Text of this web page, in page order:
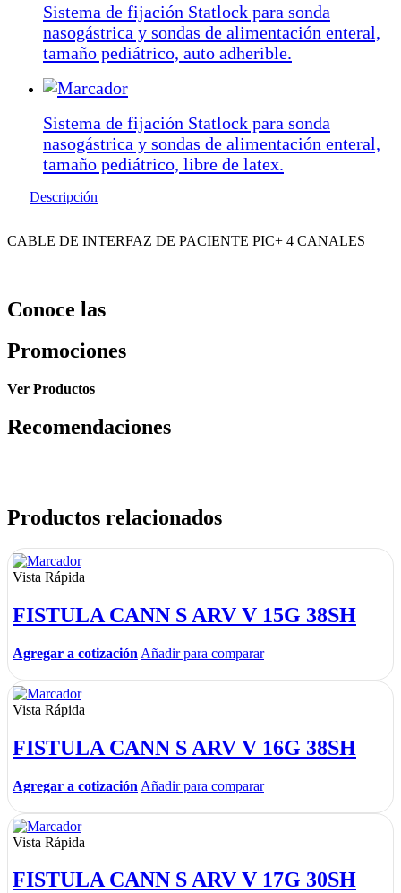
Sistema de fijación Statlock para sonda
nasogástrica y sondas de alimentación enteral,
tamaño pediátrico, auto adherible.
Sistema de fijación Statlock para sonda
nasogástrica y sondas de alimentación enteral,
tamaño pediátrico, libre de latex.
Descripción
CABLE DE INTERFAZ DE PACIENTE PIC+ 4 CANALES
Conoce las
Promociones
Ver Productos
Recomendaciones
Productos relacionados
Vista Rápida
FISTULA CANN S ARV V 15G 38SH
Agregar a cotización Añadir para comparar
Vista Rápida
FISTULA CANN S ARV V 16G 38SH
Agregar a cotización Añadir para comparar
Vista Rápida
FISTULA CANN S ARV V 17G 30SH